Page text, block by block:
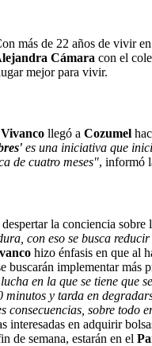
más de 22 años de vivir
Cámara con el
mejor para vivir.
llegó a Cozumel
es una iniciativa que
de cuatro meses", informó
la conciencia
con eso se busca
hizo énfasis en que al
buscarán implementar más
en la que se tiene
y tarda en
consecuencias, sobre todo
interesadas en adquirir
de semana, estarán en el